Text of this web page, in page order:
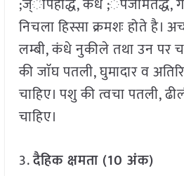
;ज्ीपहीद्ध, कंधे ;ॅपजीमतेद्ध,
निचला हिस्सा क्रमशः होते है।
लम्बी, कंधे नुकीले तथा उन पर
की जाॅघ पतली, घुमादार व
चाहिए। पशु की त्वचा पतली,
चाहिए।
3.दैहिक क्षमता (10 अंक)